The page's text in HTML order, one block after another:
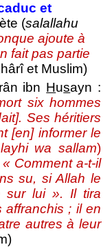
et
(salallahu
ajoute à
fait pas partie
et Muslim)
ibn Husayn :
six hommes
Ses héritiers
[en] informer le
wa sallam)
Comment a-t-il
su, si Allah le
sur lui ». Il tira
affranchis ; il en
autres à leur